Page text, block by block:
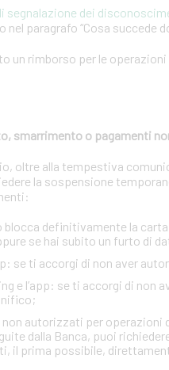
segnalazione dei
paragrafo “Cosa succede
un rimborso per le
smarrimento o pagamenti
oltre alla tempestiva
la sospensione
definitivamente la
se hai subito un furto di
se ti accorgi di non aver
e l’app: se ti accorgi di
non autorizzati per
dalla Banca, puoi
il prima possibile,